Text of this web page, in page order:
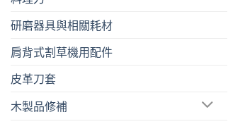
研磨器具與相關耗材
肩背式割草機用配件
皮革刀套
木製品修補